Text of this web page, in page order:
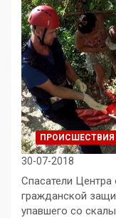
ПРОИСШЕСТВИЯ
30-07-2018
Спасатели Центра
гражданской
упавшего со